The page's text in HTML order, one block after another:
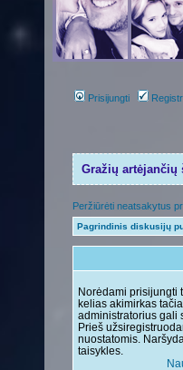
Prisijungti
Gražių artėjančių
Peržiūrėti neatsakytus
Pagrindinis diskusijų
Norėdami prisijungti
kelias akimirkas
administratorius gali
Prieš
nuostatomis.
taisykles.